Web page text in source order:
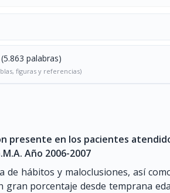
palabras)
figuras y referencias)
presente en los pacientes
Año 2006-2007
de hábitos y maloclusiones, así
gran porcentaje desde temprana